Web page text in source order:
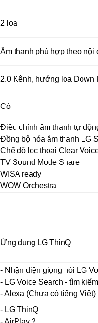
2 loa
Âm thanh phù hợp theo nội
2.0 Kênh, hướng loa Down
Có
Điều chỉnh âm thanh tự
Đồng bộ hóa âm thanh LG
Chế độ lọc thoại Clear
TV Sound Mode Share
WISA ready
WOW Orchestra
Ứng dụng LG ThinQ
- Nhận diện giọng nói LG
- LG Voice Search - tìm
- Alexa (Chưa có tiếng Việt)
- LG ThinQ
- AirPlay 2